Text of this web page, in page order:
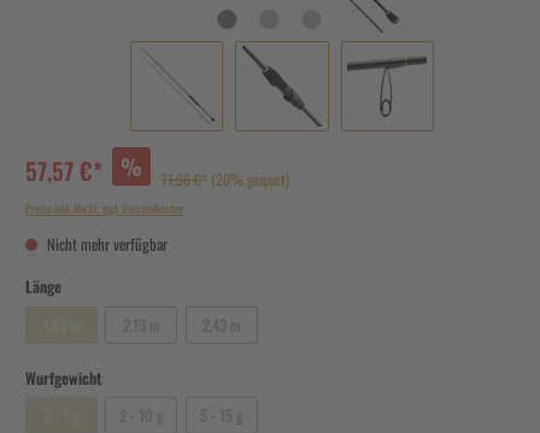
57,57 €* % 71,96 €* (20% gespart)
Preise inkl. MwSt. zzgl. Versandkosten
Nicht mehr verfügbar
Länge
Wurfgewicht